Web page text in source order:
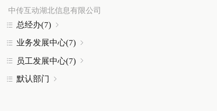
中传互动湖北信息有限公司
 总经办(7) 
 业务发展中心(7) 
 员工发展中心(7) 
 默认部门 